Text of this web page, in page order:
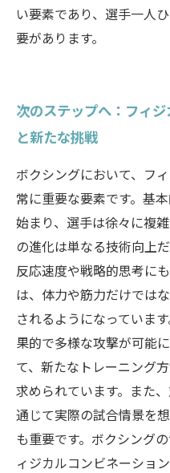
い要素であり、選手一人
要があります。
次のステップへ：フィ
と新たな挑戦
ボクシングにおいて、フ
常に重要な要素です。基
始まり、選手は徐々に複
の進化は単なる技術向上
反応速度や戦略的思考に
は、体力や筋力だけでは
されるようになっていま
果的で多様な攻撃が可能
て、新たなトレーニング
求められています。また
通じて実際の試合情景を
も重要です。ボクシング
ィジカルコンビネーショ